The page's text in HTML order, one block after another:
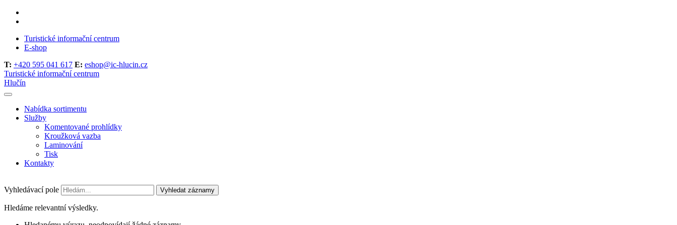
Turistické informační centrum
E-shop
T: +420 595 041 617 E: eshop@ic-hlucin.cz
Turistické informační centrum
Hlučín
Nabídka sortimentu
Služby
Komentované prohlídky
Kroužková vazba
Laminování
Tisk
Kontakty
Vyhledávací pole Vyhledat záznamy
Hledáme relevantní výsledky.